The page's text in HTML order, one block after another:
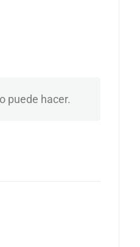
puede hacer.